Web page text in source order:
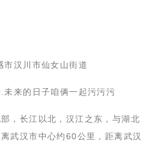
市汉川市仙女山街道
未来的日子咱俩一起污污污
，长江以北，汉江之东，与湖北
武汉市中心约60公里，距离武汉